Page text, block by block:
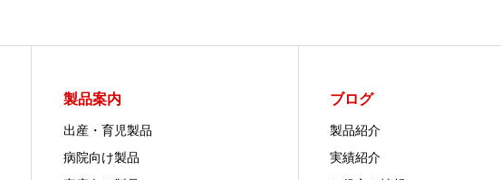
製品案内
出産・育児製品
病院向け製品
ブログ
製品紹介
実績紹介